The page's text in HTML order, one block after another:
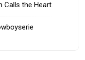
Calls the Heart.